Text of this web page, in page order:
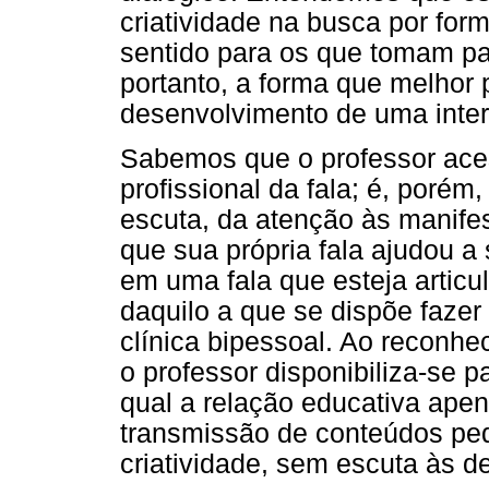
criatividade na busca por
sentido para os que tomam
portanto, a forma que
desenvolvimento de uma
Sabemos que o professor
profissional da fala; é,
escuta, da atenção às
que sua própria fala ajudou
em uma fala que esteja
daquilo a que se dispõe
clínica bipessoal. Ao
o professor disponibiliza-se
qual a relação educativa
transmissão de conteúdos
criatividade, sem escuta às